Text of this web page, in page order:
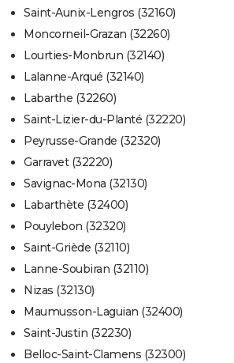
Saint-Aunix-Lengros (32160)
Moncorneil-Grazan (32260)
Lourties-Monbrun (32140)
Lalanne-Arqué (32140)
Labarthe (32260)
Saint-Lizier-du-Planté (32220)
Peyrusse-Grande (32320)
Garravet (32220)
Savignac-Mona (32130)
Labarthète (32400)
Pouylebon (32320)
Saint-Griède (32110)
Lanne-Soubiran (32110)
Nizas (32130)
Maumusson-Laguian (32400)
Saint-Justin (32230)
Belloc-Saint-Clamens (32300)